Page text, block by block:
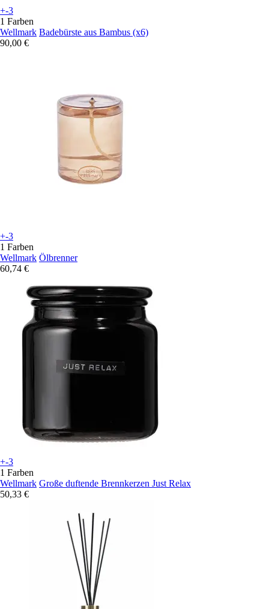
+-3
1 Farben
Wellmark Badebürste aus Bambus (x6)
90,00 €
+-3
1 Farben
Wellmark Ölbrenner
60,74 €
+-3
1 Farben
Wellmark Große duftende Brennkerzen Just Relax
50,33 €